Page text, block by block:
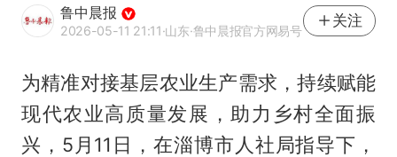
鲁中晨报
2026-05-11 21:11·山东·鲁中晨报官方网易号
关注
为精准对接基层农业生产需求，持续赋能
现代农业高质量发展，助力乡村全面振
兴，5月11日，在淄博市人社局指导下，